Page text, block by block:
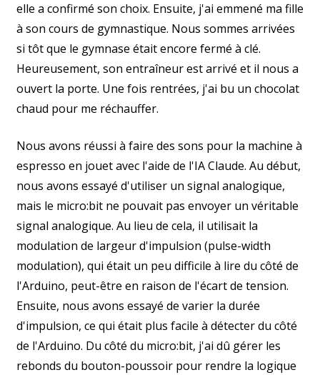
elle a confirmé son choix. Ensuite, j'ai emmené ma fille
à son cours de gymnastique. Nous sommes arrivées
si tôt que le gymnase était encore fermé à clé.
Heureusement, son entraîneur est arrivé et il nous a
ouvert la porte. Une fois rentrées, j'ai bu un chocolat
chaud pour me réchauffer.
Nous avons réussi à faire des sons pour la machine à
espresso en jouet avec l'aide de l'IA Claude. Au début,
nous avons essayé d'utiliser un signal analogique,
mais le micro:bit ne pouvait pas envoyer un véritable
signal analogique. Au lieu de cela, il utilisait la
modulation de largeur d'impulsion (pulse-width
modulation), qui était un peu difficile à lire du côté de
l'Arduino, peut-être en raison de l'écart de tension.
Ensuite, nous avons essayé de varier la durée
d'impulsion, ce qui était plus facile à détecter du côté
de l'Arduino. Du côté du micro:bit, j'ai dû gérer les
rebonds du bouton-poussoir pour rendre la logique